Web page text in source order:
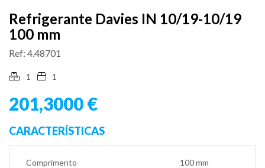
Refrigerante Davies IN 10/19-10/19
100 mm
Ref: 4.48701
1 1
201,3000 €
CARACTERÍSTICAS
Comprimento 100 mm